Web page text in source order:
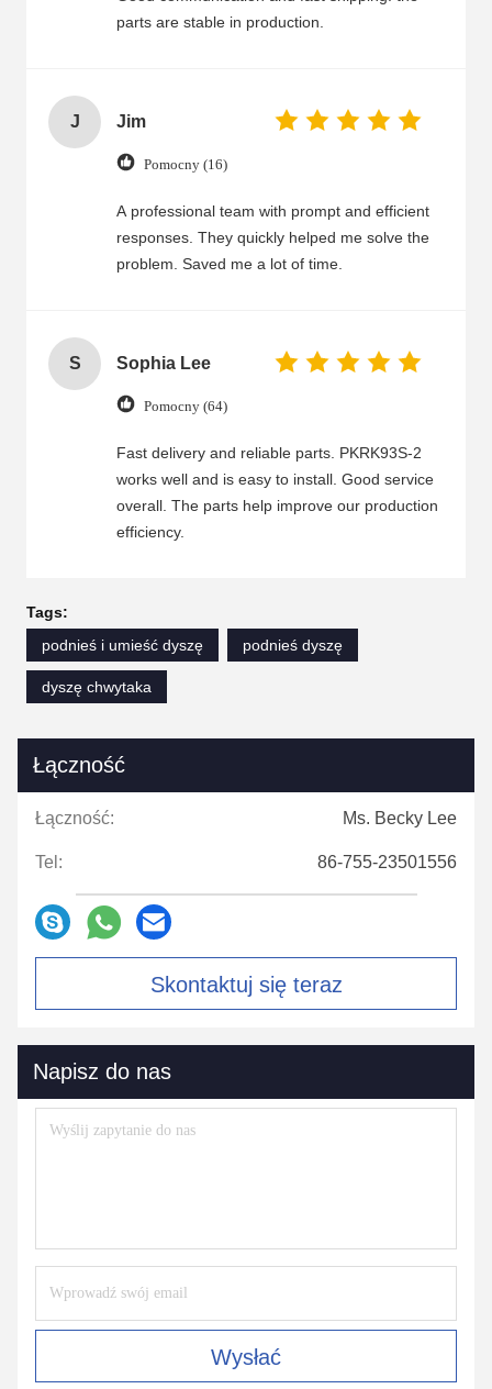
parts are stable in production.
J Jim
Pomocny (16)
A professional team with prompt and efficient
responses. They quickly helped me solve the
problem. Saved me a lot of time.
S Sophia Lee
Pomocny (64)
Fast delivery and reliable parts. PKRK93S-2
works well and is easy to install. Good service
overall. The parts help improve our production
efficiency.
Tags:
podnieś i umieść dyszę
podnieś dyszę
dyszę chwytaka
Łączność
Łączność: Ms. Becky Lee
Tel: 86-755-23501556
Skontaktuj się teraz
Napisz do nas
Wysłać